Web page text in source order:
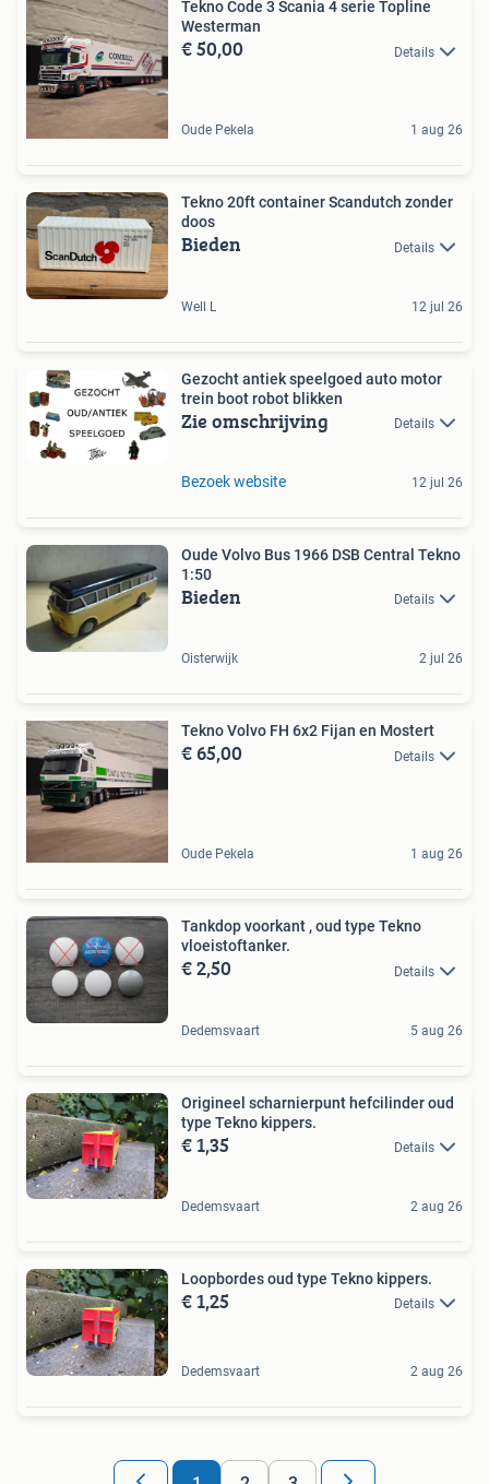
Tekno Code 3 Scania 4 serie Topline
Westerman
€ 50,00 Details
Oude Pekela 1 aug 26
Tekno 20ft container Scandutch zonder
doos
Bieden Details
Well L 12 jul 26
Gezocht antiek speelgoed auto motor
trein boot robot blikken
Zie omschrijving Details
Bezoek website 12 jul 26
Oude Volvo Bus 1966 DSB Central Tekno
1:50
Bieden Details
Oisterwijk 2 jul 26
Tekno Volvo FH 6x2 Fijan en Mostert
€ 65,00 Details
Oude Pekela 1 aug 26
Tankdop voorkant , oud type Tekno
vloeistoftanker.
€ 2,50 Details
Dedemsvaart 5 aug 26
Origineel scharnierpunt hefcilinder oud
type Tekno kippers.
€ 1,35 Details
Dedemsvaart 2 aug 26
Loopbordes oud type Tekno kippers.
€ 1,25 Details
Dedemsvaart 2 aug 26